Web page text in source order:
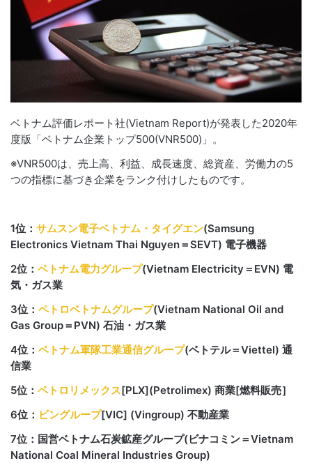
ベトナム評価レポート社(Vietnam Report)が発表した2020年
度版「ベトナム企業トップ500(VNR500)」。
※VNR500は、売上高、利益、成長速度、総資産、労働力の5
つの指標に基づき企業をランク付けしたものです。
1位： サムスン電子ベトナム・タイグエン(Samsung
Electronics Vietnam Thai Nguyen＝SEVT) 電子機器
2位： ベトナム電力グループ(Vietnam Electricity＝EVN) 電
気・ガス業
3位： ペトロベトナムグループ(Vietnam National Oil and
Gas Group＝PVN) 石油・ガス業
4位： ベトナム軍隊工業通信グループ(ベトテル＝Viettel) 通
信業
5位： ペトロリメックス[PLX](Petrolimex) 商業[燃料販売］
6位： ビングループ[VIC] (Vingroup) 不動産業
7位：国営ベトナム石炭鉱産グループ(ビナコミン＝Vietnam
National Coal Mineral Industries Group)